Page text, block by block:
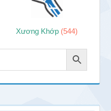
Xương Khớp (544)